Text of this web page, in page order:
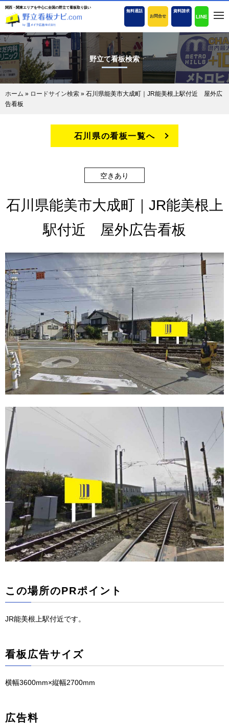
関西・関東エリアを中心に全国の野立て看板取り扱い
無料通話
お問合せ
資料請求
LINE
野立て看板検索
ホーム » ロードサイン検索 » 石川県能美市大成町｜JR能美根上駅付近 屋外広
告看板
石川県の看板一覧へ
空きあり
石川県能美市大成町｜JR能美根上
駅付近 屋外広告看板
この場所のPRポイント
JR能美根上駅付近です。
看板広告サイズ
横幅3600mm×縦幅2700mm
広告料